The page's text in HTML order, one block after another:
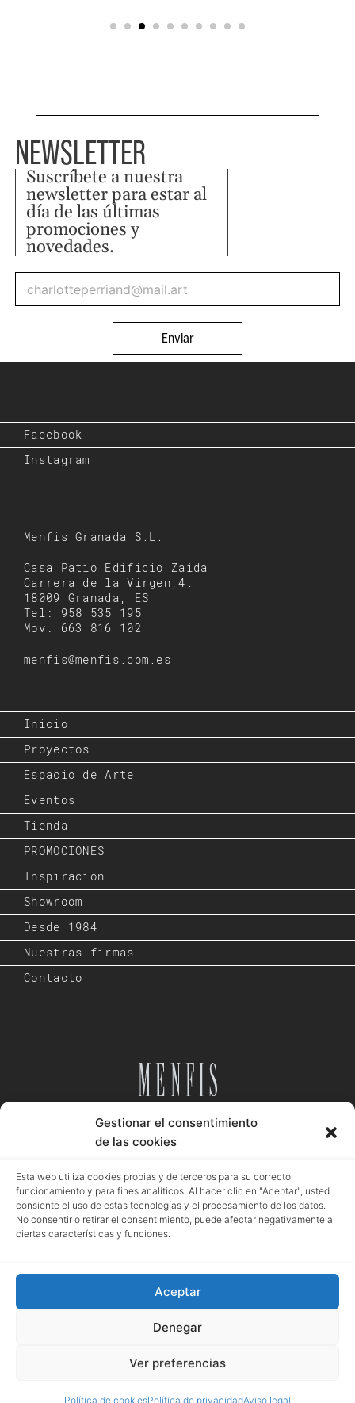
Gestionar el consentimiento
de las cookies
Esta web utiliza cookies propias y de terceros para su correcto
funcionamiento y para fines analíticos. Al hacer clic en "Aceptar", usted
consiente el uso de estas tecnologías y el procesamiento de los datos.
No consentir o retirar el consentimiento, puede afectar negativamente a
ciertas características y funciones.
Aceptar
Denegar
Ver preferencias
Política de cookiesPolítica de privacidadAviso legal
NEWSLETTER
Suscríbete a nuestra
newsletter para estar al
día de las últimas
promociones y
novedades.
Enviar
Facebook
Instagram
Menfis Granada S.L.
Casa Patio Edificio Zaida
Carrera de la Virgen,4.
18009 Granada, ES
Tel: 958 535 195
Mov: 663 816 102
menfis@menfis.com.es
Inicio
Proyectos
Espacio de Arte
Eventos
Tienda
PROMOCIONES
Inspiración
Showroom
Desde 1984
Nuestras firmas
Contacto
Desde 1984
Aviso legal Política privacidad Política cookies
Registro mercantil de Granada | Menfis Granada Sociedad Limitada | Pza.
Pescadería, 6. Granada | B18043364 | EUID: ES18020.000002976 | Hoja GR-
4250 | Tomo 518 | Folio 93